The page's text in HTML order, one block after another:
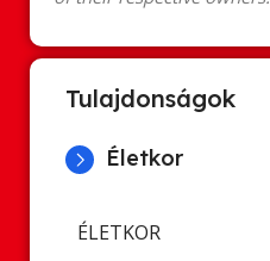
Tulajdonságok
Életkor
ÉLETKOR